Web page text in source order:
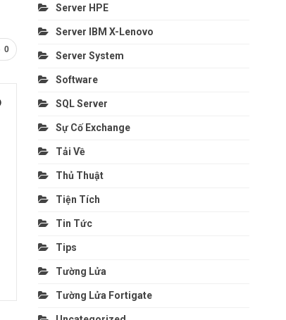
0
Server HPE
Server IBM X-Lenovo
Server System
Software
SQL Server
Sự Cố Exchange
Tải Về
Thủ Thuật
Tiện Tích
Tin Tức
Tips
Tường Lửa
Tường Lửa Fortigate